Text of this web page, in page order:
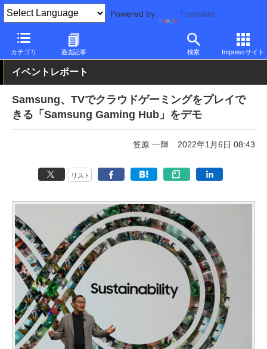
Powered by Translate
カテゴリ 過去記事 検索 Impressサイト
PC Watch イベント
イベントレポート
Samsung、TVでクラウドゲーミングをプレイで
きる「Samsung Gaming Hub」をデモ
笠原 一輝 2022年1月6日 08:43
リスト